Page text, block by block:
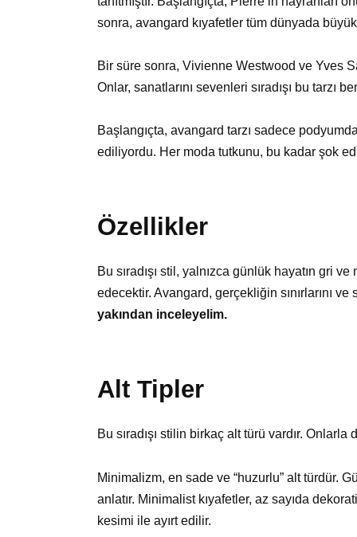
sonra, avangard kıyafetler tüm dünyada
Bir süre sonra, Vivienne Westwood ve Yves
Onlar, sanatlarını sevenleri sıradışı bu tarzı
Başlangıçta, avangard tarzı sadece
ediliyordu. Her moda tutkunu, bu kadar şok
Özellikler
Bu sıradışı stil, yalnızca günlük hayatın gri
edecektir. Avangard, gerçekliğin sınırlarını ve
yakından inceleyelim.
Alt Tipler
Bu sıradışı stilin birkaç alt türü vardır. Onlarla
Minimalizm, en sade ve “huzurlu” alt türdür.
anlatır. Minimalist kıyafetler, az sayıda
kesimi ile ayırt edilir.